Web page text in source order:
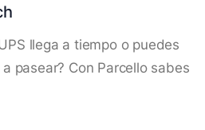
llega a tiempo o puedes
pasear? Con Parcello sabes